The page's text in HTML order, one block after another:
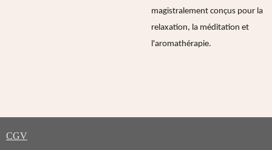
magistralement conçus pour la
relaxation, la méditation et
l'aromathérapie.
CGV